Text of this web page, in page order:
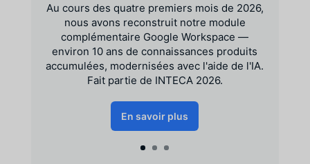
Au cours des quatre premiers mois de 2026,
nous avons reconstruit notre module
complémentaire Google Workspace —
environ 10 ans de connaissances produits
accumulées, modernisées avec l'aide de l'IA.
Fait partie de INTECA 2026.
En savoir plus